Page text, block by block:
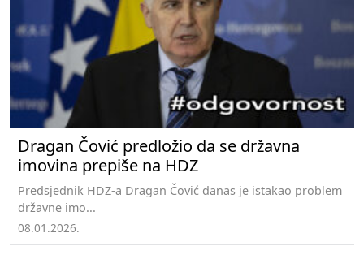
Dragan Čović predložio da se državna
imovina prepiše na HDZ
Predsjednik HDZ-a Dragan Čović danas je istakao problem
državne imo...
08.01.2026.